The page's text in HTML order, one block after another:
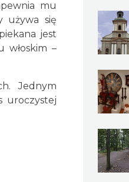
mu
używa się
jest
włoskim –
Jednym
uroczystej